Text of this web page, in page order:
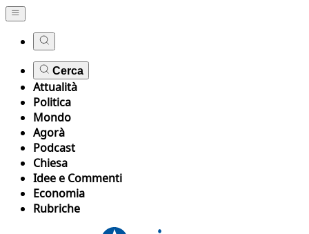
Cerca
Attualità
Politica
Mondo
Agorà
Podcast
Chiesa
Idee e Commenti
Economia
Rubriche